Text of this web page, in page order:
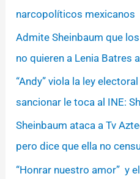
narcopolíticos mexicanos
Admite Sheinbaum que
no quieren a Lenia Batres
“Andy” viola la ley
sancionar le toca al INE:
Sheinbaum ataca a Tv
pero dice que ella no
“Honrar nuestro amor” y